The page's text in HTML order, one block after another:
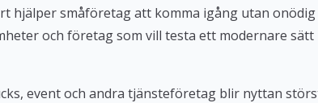
hjälper småföretag att komma igång utan onödig
och företag som vill testa ett modernare sätt
event och andra tjänsteföretag blir nyttan